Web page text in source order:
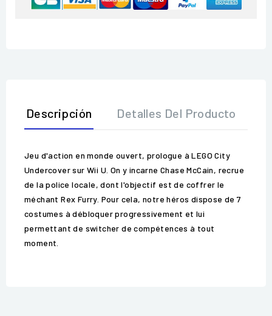
Descripción Detalles Del Producto
Jeu d'action en monde ouvert, prologue à LEGO City
Undercover sur Wii U. On y incarne Chase McCain, recrue
de la police locale, dont l'objectif est de coffrer le
méchant Rex Furry. Pour cela, notre héros dispose de 7
costumes à débloquer progressivement et lui
permettant de switcher de compétences à tout
moment.